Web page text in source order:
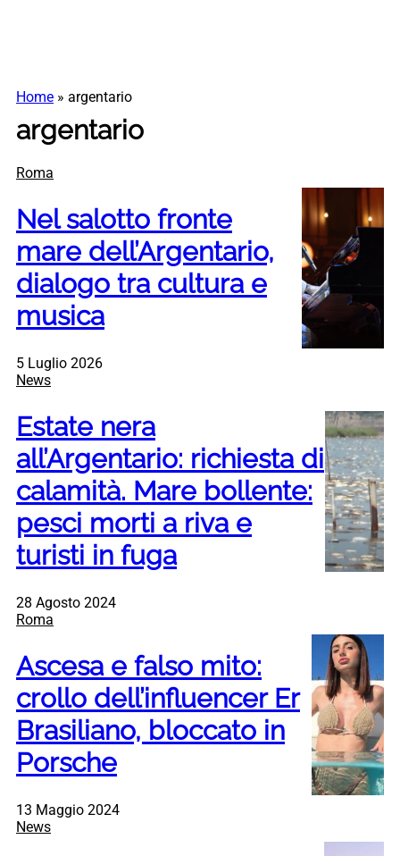
Home » argentario
argentario
Roma
Nel salotto fronte
mare dell’Argentario,
dialogo tra cultura e
musica
5 Luglio 2026
News
Estate nera
all’Argentario: richiesta di
calamità. Mare bollente:
pesci morti a riva e
turisti in fuga
28 Agosto 2024
Roma
Ascesa e falso mito:
crollo dell’influencer Er
Brasiliano, bloccato in
Porsche
13 Maggio 2024
News